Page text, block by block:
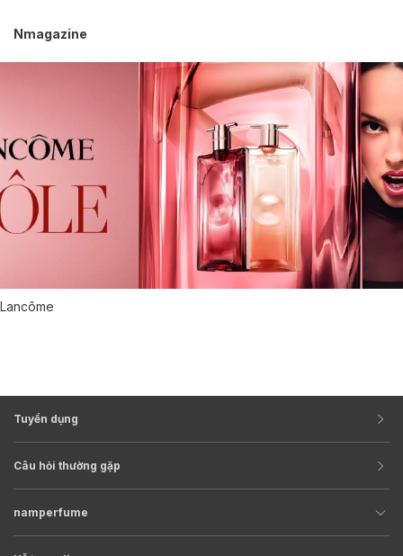
Nmagazine
Lancôme
Tuyển dụng
Câu hỏi thường gặp
namperfume